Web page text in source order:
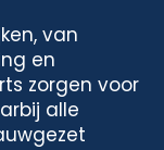
van
en
zorgen voor
alle